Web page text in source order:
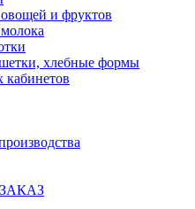
и фруктов
хлебные формы
кабинетов
ЗАКАЗ